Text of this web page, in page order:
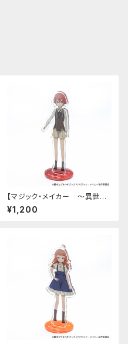
【マジック・メイカー ～異世界
魔法の作り方～】アクリルスタン
ド（シオン）
¥1,200